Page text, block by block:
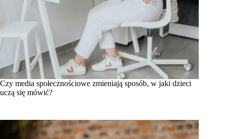
Czy media społecznościowe zmieniają sposób, w jaki dzieci
uczą się mówić?